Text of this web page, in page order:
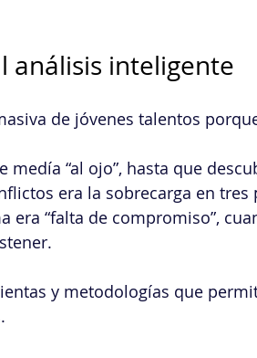
análisis inteligente
de jóvenes talentos
“al ojo”, hasta que
era la sobrecarga en tres
era “falta de compromiso”,
y metodologías que